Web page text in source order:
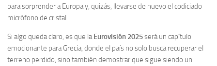
para sorprender a Europa y, quizás, llevarse de nuevo el codiciado
micrófono de cristal.
Si algo queda claro, es que laEurovisión 2025será un capítulo
emocionante para Grecia, donde el país no solo busca recuperar el
terreno perdido, sino también demostrar que sigue siendo un